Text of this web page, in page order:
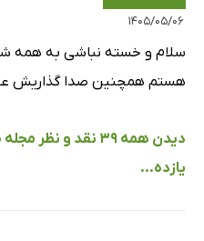
۱۴۰۵/۰۵/۰۶
سلام و خسته نباشی به همه
هستم همچنین صدا گذاریش
دیدن همه 39 نقد و
یازده...